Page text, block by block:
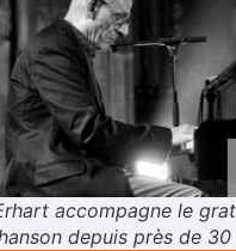
accompagne le
depuis près de 30